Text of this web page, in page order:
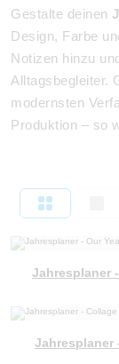
Gestalte deinen
Design, Farbe
Notizen hinzu
Alltagsbegleiter.
modernsten
Produktion – so
Jahresplaner
Jahresplaner